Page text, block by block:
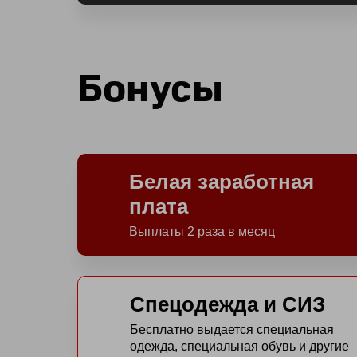
Бонусы
Белая заработная
плата
Выплаты 2 раза в месяц
Спецодежда и СИЗ
Бесплатно выдается специальная
одежда, специальная обувь и другие